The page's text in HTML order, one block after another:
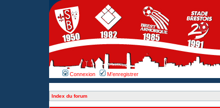
Connexion M’enregistrer
Index du forum